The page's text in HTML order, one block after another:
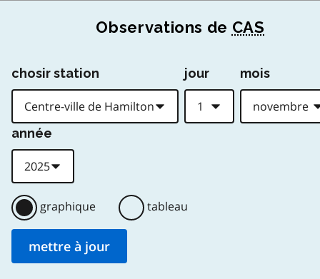
Observations de CAS
chosir station jour mois
année
graphique tableau